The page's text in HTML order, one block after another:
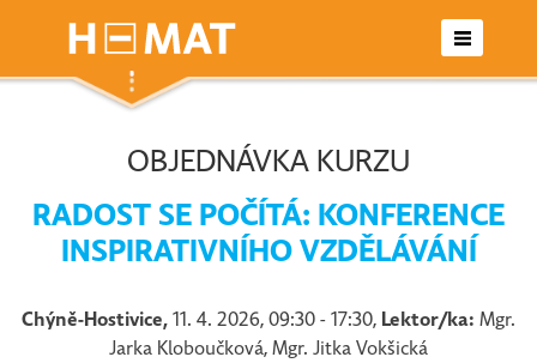
OBJEDNÁVKA KURZU
RADOST SE POČÍTÁ: KONFERENCE
INSPIRATIVNÍHO VZDĚLÁVÁNÍ
Chýně-Hostivice,11. 4. 2026, 09:30 - 17:30, Lektor/ka: Mgr.
Jarka Kloboučková, Mgr. Jitka Vokšická